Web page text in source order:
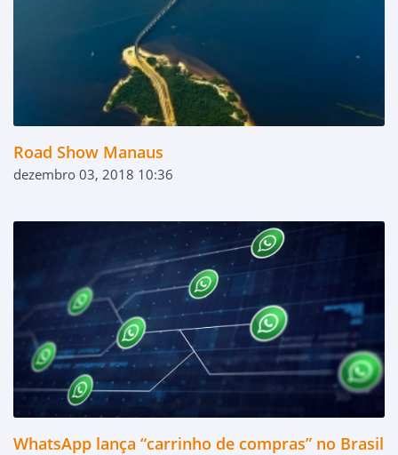
Road Show Manaus
dezembro 03, 2018 10:36
WhatsApp lança “carrinho de compras” no Brasil